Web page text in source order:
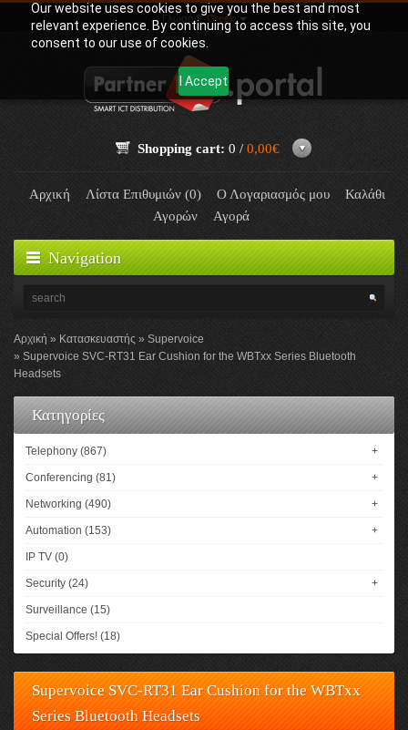
Our website uses cookies to give you the best and most
relevant experience. By continuing to access this site, you
consent to our use of cookies.
I Accept
Γλώσσα:Greek
Shopping cart: 0 / 0,00€
Αρχική Λίστα Επιθυμιών (0) Ο Λογαριασμός μου
Καλάθι
Αγορών
Αγορά
Navigation
Αρχική Κατασκευαστής
Supervoice
Supervoice SVC-RT31 Ear Cushion for the WBTxx Series Bluetooth
Headsets
Κατηγορίες
Telephony (867) +
Conferencing (81) +
Networking (490) +
Automation (153) +
IP TV (0)
Security (24) +
Surveillance (15)
Special Offers! (18)
Supervoice SVC-RT31 Ear Cushion for the WBTxx
Series Bluetooth Headsets